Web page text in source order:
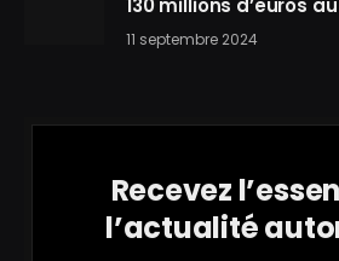
130 millions d’euros
11 septembre 2024
Recevez
l’actualité